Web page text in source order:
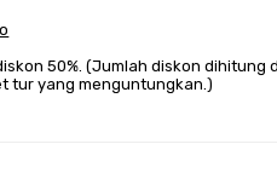
tur yang menguntungkan.)